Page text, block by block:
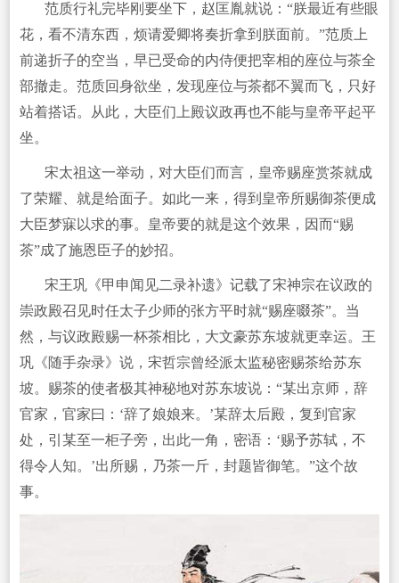
范质行礼完毕刚要坐下，赵匡胤就说：“朕最近有些眼
花，看不清东西，烦请爱卿将奏折拿到朕面前。”范质上
前递折子的空当，早已受命的内侍便把宰相的座位与茶全
部撤走。范质回身欲坐，发现座位与茶都不翼而飞，只好
站着搭话。从此，大臣们上殿议政再也不能与皇帝平起平
坐。
宋太祖这一举动，对大臣们而言，皇帝赐座赏茶就成
了荣耀、就是给面子。如此一来，得到皇帝所赐御茶便成
大臣梦寐以求的事。皇帝要的就是这个效果，因而“赐
茶”成了施恩臣子的妙招。
宋王巩《甲申闻见二录补遗》记载了宋神宗在议政的
崇政殿召见时任太子少师的张方平时就“赐座啜茶”。当
然，与议政殿赐一杯茶相比，大文豪苏东坡就更幸运。王
巩《随手杂录》说，宋哲宗曾经派太监秘密赐茶给苏东
坡。赐茶的使者极其神秘地对苏东坡说：“某出京师，辞
官家，官家曰：‘辞了娘娘来。’某辞太后殿，复到官家
处，引某至一柜子旁，出此一角，密语：‘赐予苏轼，不
得令人知。’出所赐，乃茶一斤，封题皆御笔。”这个故
事。